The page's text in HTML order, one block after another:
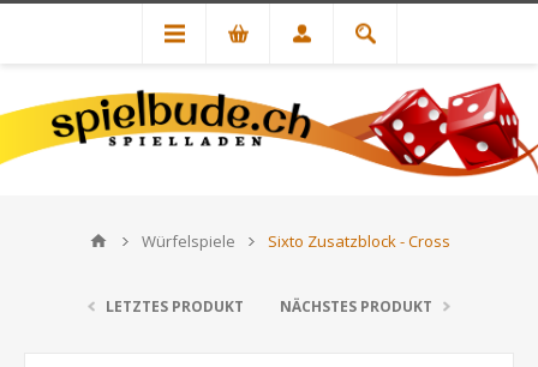
Würfelspiele Sixto Zusatzblock - Cross
LETZTES PRODUKT NÄCHSTES PRODUKT